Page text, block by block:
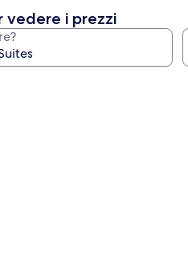
vedere i prezzi